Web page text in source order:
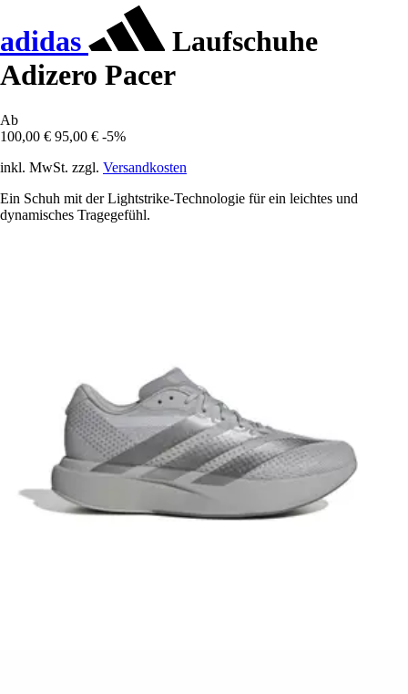
adidas
Laufschuhe
Adizero Pacer
Ab
100,00 € 95,00 € -5%
inkl. MwSt. zzgl. Versandkosten
Ein Schuh mit der Lightstrike-Technologie für ein leichtes und
dynamisches Tragegefühl.